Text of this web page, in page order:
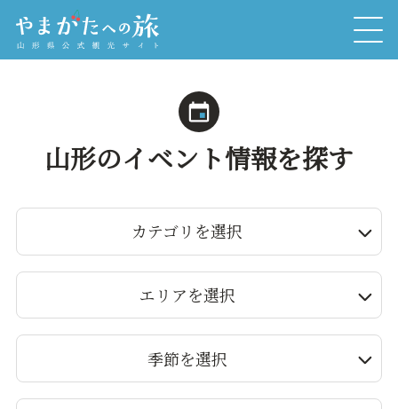
山形のイベント情報を探す
カテゴリを選択
エリアを選択
季節を選択